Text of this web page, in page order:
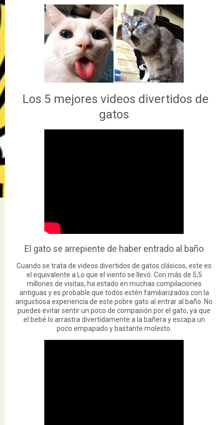
Los 5 mejores videos divertidos de
gatos
El gato se arrepiente de haber entrado al baño
Cuando se trata de videos divertidos de gatos clásicos, este es
el equivalente a Lo que el viento se llevó. Con más de 5,5
millones de visitas, ha estado en muchas compilaciones
antiguas y es probable que todos estén familiarizados con la
angustiosa experiencia de este pobre gato al entrar al baño. No
puedes evitar sentir un poco de compasión por el gato, ya que
el bebé lo arrastra divertidamente a la bañera y escapa un
poco empapado y bastante molesto.